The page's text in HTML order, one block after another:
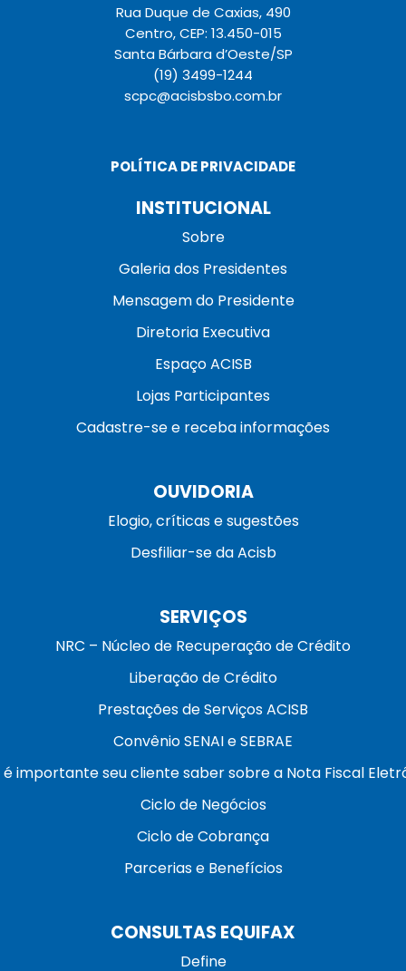
Rua Duque de Caxias, 490
Centro, CEP: 13.450-015
Santa Bárbara d’Oeste/SP
(19) 3499-1244
scpc@acisbsbo.com.br
POLÍTICA DE PRIVACIDADE
INSTITUCIONAL
Sobre
Galeria dos Presidentes
Mensagem do Presidente
Diretoria Executiva
Espaço ACISB
Lojas Participantes
Cadastre-se e receba informações
OUVIDORIA
Elogio, críticas e sugestões
Desfiliar-se da Acisb
SERVIÇOS
NRC – Núcleo de Recuperação de Crédito
Liberação de Crédito
Prestações de Serviços ACISB
Convênio SENAI e SEBRAE
é importante seu cliente saber sobre a Nota Fiscal
Ciclo de Negócios
Ciclo de Cobrança
Parcerias e Benefícios
CONSULTAS EQUIFAX
Define